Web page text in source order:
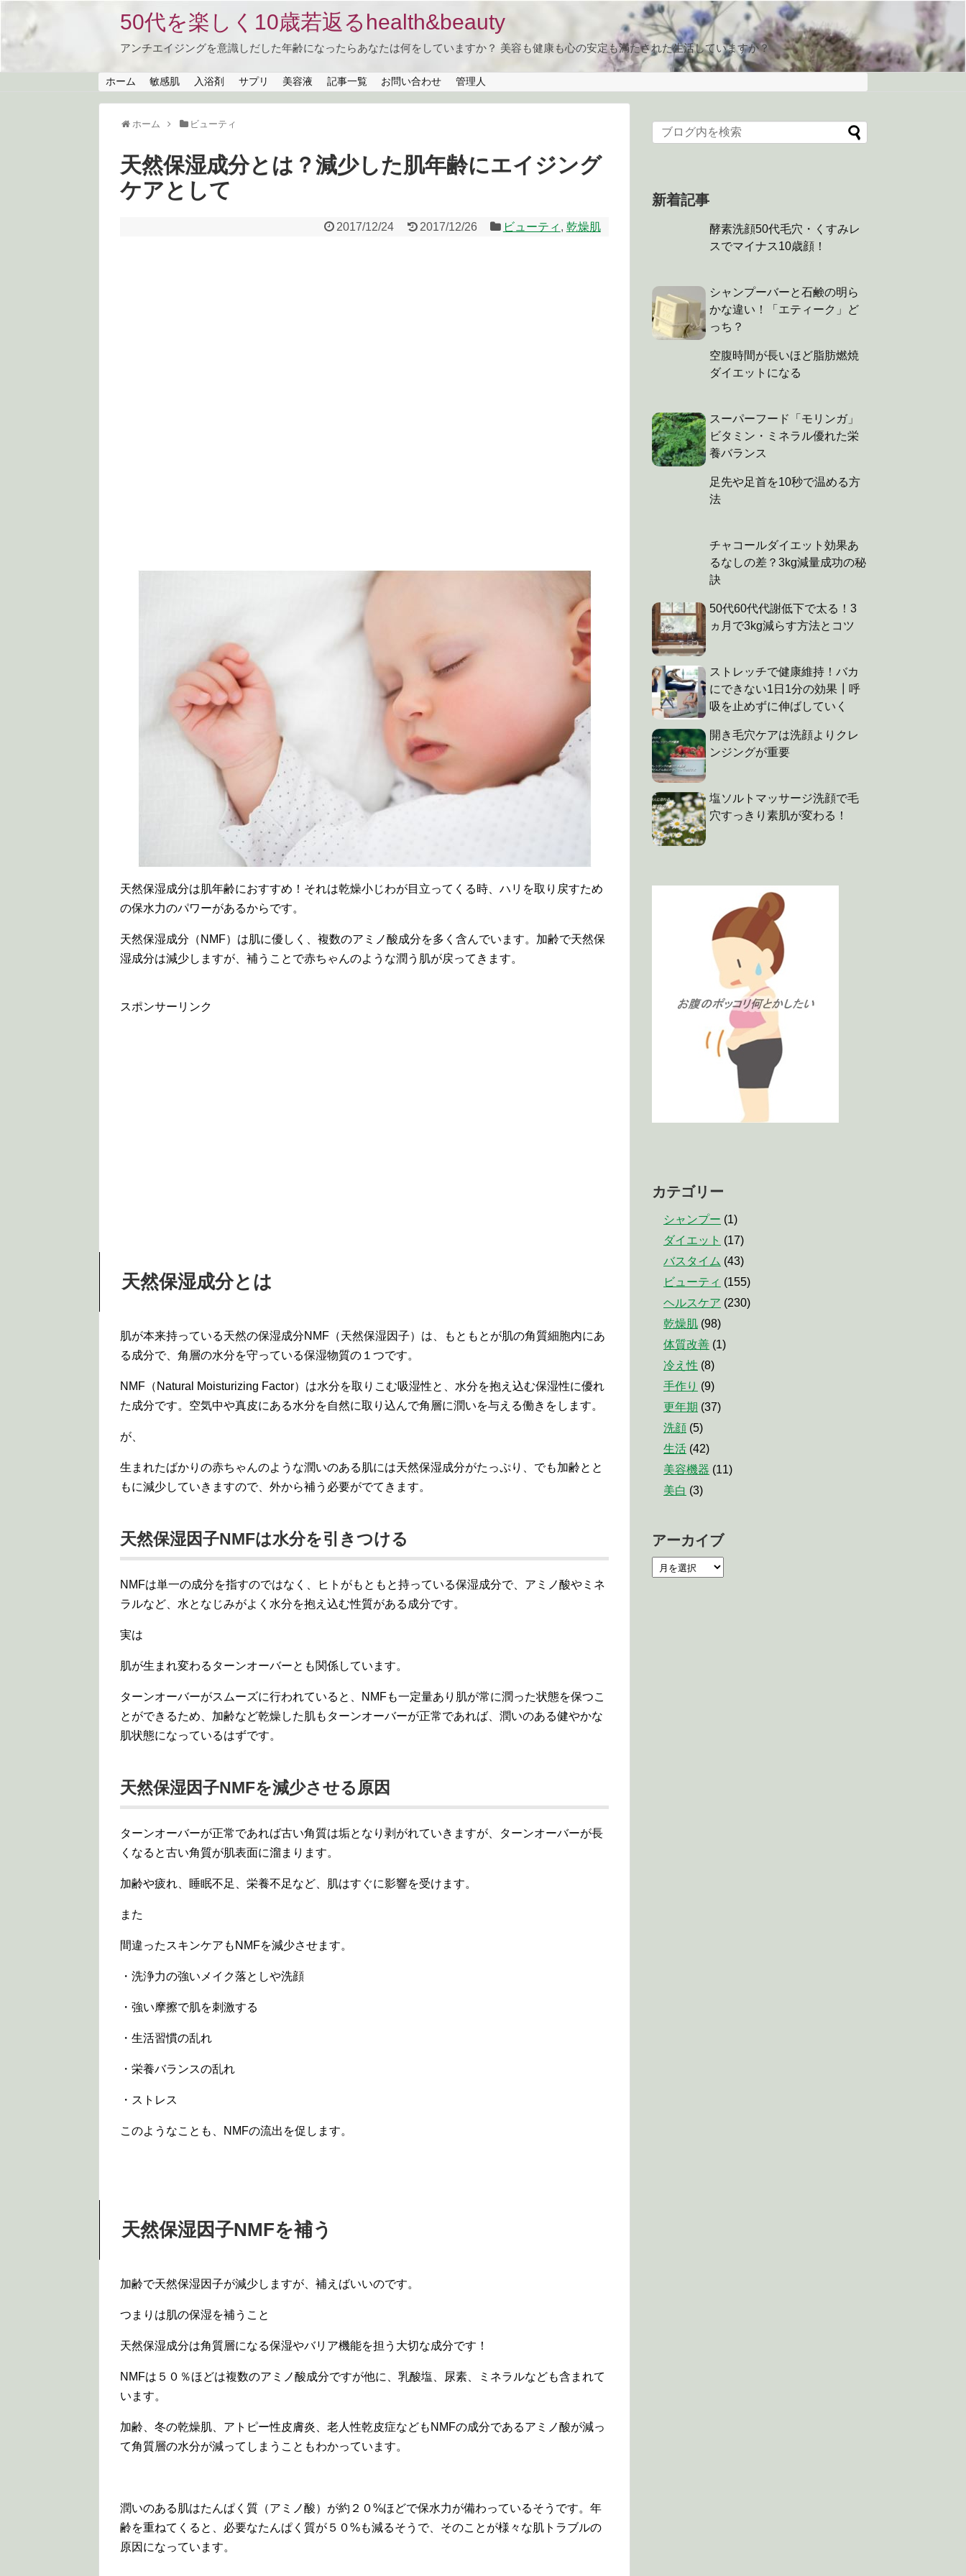
50代を楽しく10歳若返るhealth&beauty
アンチエイジングを意識しだした年齢になったらあなたは何をしていますか？ 美容も健康も心の安定も満たされた生活していますか？
ホーム 敏感肌 入浴剤 サプリ 美容液 記事一覧 お問い合わせ 管理人
ホーム ビューティ
天然保湿成分とは？減少した肌年齢にエイジング
ケアとして
2017/12/24 2017/12/26 ビューティ , 乾燥肌
天然保湿成分は肌年齢におすすめ！それは乾燥小じわが目立ってくる時、ハリを取り戻すため
の保水力のパワーがあるからです。
天然保湿成分（NMF）は肌に優しく、複数のアミノ酸成分を多く含んでいます。加齢で天然保
湿成分は減少しますが、補うことで赤ちゃんのような潤う肌が戻ってきます。
スポンサーリンク
天然保湿成分とは
肌が本来持っている天然の保湿成分NMF（天然保湿因子）は、もともとが肌の角質細胞内にあ
る成分で、角層の水分を守っている保湿物質の１つです。
NMF（Natural Moisturizing Factor）は水分を取りこむ吸湿性と、水分を抱え込む保湿性に優れ
た成分です。空気中や真皮にある水分を自然に取り込んで角層に潤いを与える働きをします。
が、
生まれたばかりの赤ちゃんのような潤いのある肌には天然保湿成分がたっぷり、でも加齢とと
もに減少していきますので、外から補う必要がでてきます。
天然保湿因子NMFは水分を引きつける
NMFは単一の成分を指すのではなく、ヒトがもともと持っている保湿成分で、アミノ酸やミネ
ラルなど、水となじみがよく水分を抱え込む性質がある成分です。
実は
肌が生まれ変わるターンオーバーとも関係しています。
ターンオーバーがスムーズに行われていると、NMFも一定量あり肌が常に潤った状態を保つこ
とができるため、加齢など乾燥した肌もターンオーバーが正常であれば、潤いのある健やかな
肌状態になっているはずです。
天然保湿因子NMFを減少させる原因
ターンオーバーが正常であれば古い角質は垢となり剥がれていきますが、ターンオーバーが長
くなると古い角質が肌表面に溜まります。
加齢や疲れ、睡眠不足、栄養不足など、肌はすぐに影響を受けます。
また
間違ったスキンケアもNMFを減少させます。
・洗浄力の強いメイク落としや洗顔
・強い摩擦で肌を刺激する
・生活習慣の乱れ
・栄養バランスの乱れ
・ストレス
このようなことも、NMFの流出を促します。
天然保湿因子NMFを補う
加齢で天然保湿因子が減少しますが、補えばいいのです。
つまりは肌の保湿を補うこと
天然保湿成分は角質層になる保湿やバリア機能を担う大切な成分です！
NMFは５０％ほどは複数のアミノ酸成分ですが他に、乳酸塩、尿素、ミネラルなども含まれて
います。
加齢、冬の乾燥肌、アトピー性皮膚炎、老人性乾皮症などもNMFの成分であるアミノ酸が減っ
て角質層の水分が減ってしまうこともわかっています。
潤いのある肌はたんぱく質（アミノ酸）が約２０%ほどで保水力が備わっているそうです。年
齢を重ねてくると、必要なたんぱく質が５０%も減るそうで、そのことが様々な肌トラブルの
原因になっています。
新着記事
酵素洗顔50代毛穴・くすみレ
スでマイナス10歳顔！
シャンプーバーと石鹸の明ら
かな違い！「エティーク」ど
っち？
空腹時間が長いほど脂肪燃焼
ダイエットになる
スーパーフード「モリンガ」
ビタミン・ミネラル優れた栄
養バランス
足先や足首を10秒で温める方
法
チャコールダイエット効果あ
るなしの差？3kg減量成功の秘
訣
50代60代代謝低下で太る！3
ヵ月で3kg減らす方法とコツ
ストレッチで健康維持！バカ
にできない1日1分の効果┃呼
吸を止めずに伸ばしていく
開き毛穴ケアは洗顔よりクレ
ンジングが重要
塩ソルトマッサージ洗顔で毛
穴すっきり素肌が変わる！
カテゴリー
シャンプー (1)
ダイエット (17)
バスタイム (43)
ビューティ (155)
ヘルスケア (230)
乾燥肌 (98)
体質改善 (1)
冷え性 (8)
手作り (9)
更年期 (37)
洗顔 (5)
生活 (42)
美容機器 (11)
美白 (3)
アーカイブ